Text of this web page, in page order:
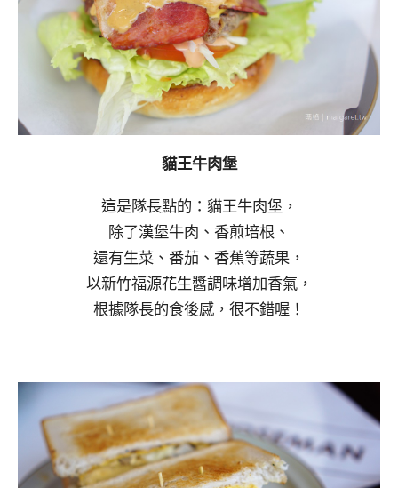
貓王牛肉堡
這是隊長點的：貓王牛肉堡，
除了漢堡牛肉、香煎培根、
還有生菜、番茄、香蕉等蔬果，
以新竹福源花生醬調味增加香氣，
根據隊長的食後感，很不錯喔！